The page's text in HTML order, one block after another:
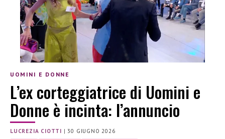
UOMINI E DONNE
L’ex corteggiatrice di Uomini e
Donne è incinta: l’annuncio
LUCREZIA CIOTTI |30 GIUGNO 2026